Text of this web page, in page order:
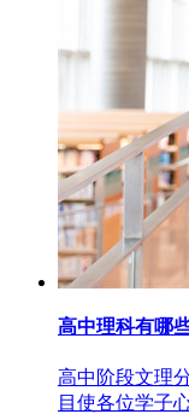
高中理科有哪
高中阶段文理
目使各位学子